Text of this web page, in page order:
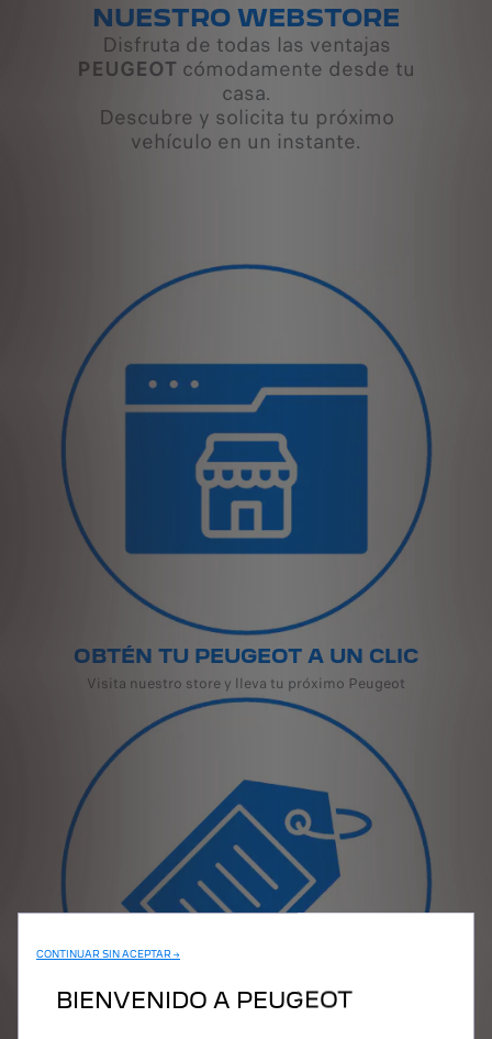
NUESTRO WEBSTORE
Disfruta de todas las ventajas
PEUGEOT cómodamente desde tu
casa.
Descubre y solicita tu próximo
vehículo en un instante.
OBTÉN TU PEUGEOT A UN CLIC
Visita nuestro store y lleva tu próximo Peugeot
CONTINUAR SIN ACEPTAR →
BIENVENIDO A PEUGEOT